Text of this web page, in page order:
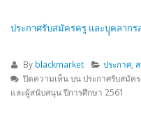
ประกาศรับสมัครครู และบุุคลาก
By blackmarket ประกาศ ,
ปิดความเห็นบน ประกาศรับสมัค
และผู้สนับสนุน ปีการศึกษา 2561